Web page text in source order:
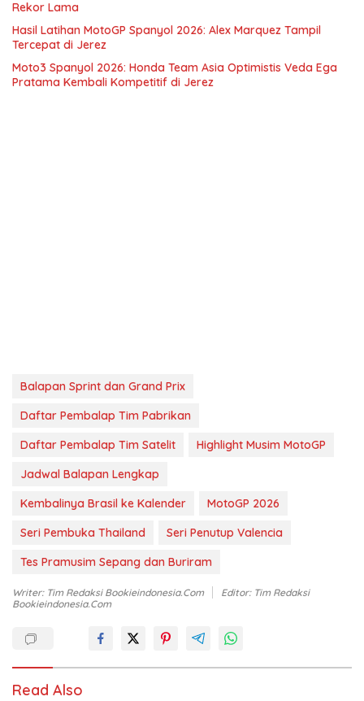
Rekor Lama
Hasil Latihan MotoGP Spanyol 2026: Alex Marquez Tampil
Tercepat di Jerez
Moto3 Spanyol 2026: Honda Team Asia Optimistis Veda Ega
Pratama Kembali Kompetitif di Jerez
Balapan Sprint dan Grand Prix
Daftar Pembalap Tim Pabrikan
Daftar Pembalap Tim Satelit
Highlight Musim MotoGP
Jadwal Balapan Lengkap
Kembalinya Brasil ke Kalender
MotoGP 2026
Seri Pembuka Thailand
Seri Penutup Valencia
Tes Pramusim Sepang dan Buriram
Writer: Tim Redaksi Bookieindonesia.com
Editor: Tim Redaksi
Bookieindonesia.com
Read Also